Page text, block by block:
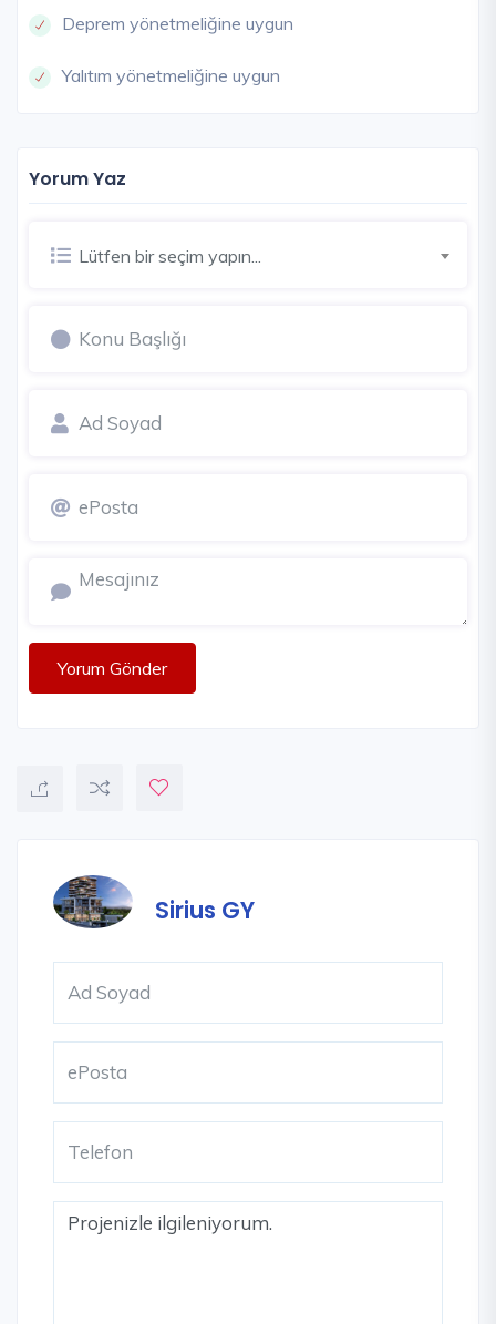
Deprem yönetmeliğine uygun
Yalıtım yönetmeliğine uygun
Yorum Yaz
Lütfen bir seçim yapın...
Yorum Gönder
Sirius GY